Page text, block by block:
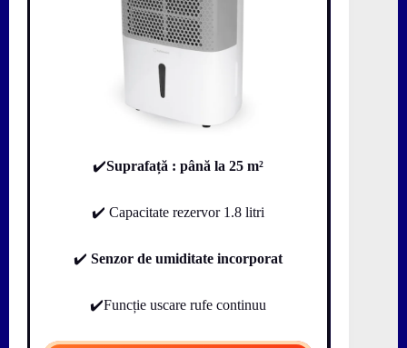
✔️Suprafață : până la 25 m²
✔️ Capacitate rezervor 1.8 litri
✔️Senzor de umiditate incorporat
✔️Funcție uscare rufe continuu